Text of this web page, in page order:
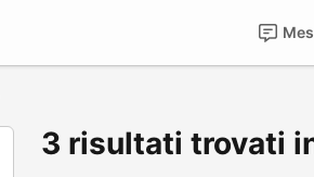
3 risultati trovati